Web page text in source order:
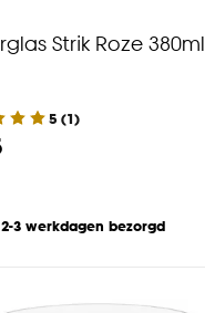
Strik Roze 380ml
5 (1)
3 werkdagen bezorgd